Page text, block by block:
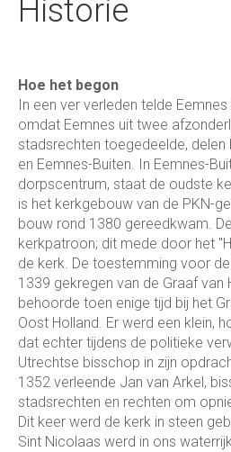
Historie
Hoe het begon
In een ver verleden telde
omdat Eemnes uit twee
stadsrechten toegedeelde, delen
en Eemnes-Buiten. In Eemnes-
dorpscentrum, staat de oudste
is het kerkgebouw van de PKN-
bouw rond 1380 gereedkwam.
kerkpatroon; dit mede door het
de kerk. De toestemming voor
1339 gekregen van de Graaf van
behoorde toen enige tijd bij het
Oost Holland. Er werd een klein,
dat echter tijdens de politieke
Utrechtse bisschop in zijn
1352 verleende Jan van Arkel,
stadsrechten en rechten om
Dit keer werd de kerk in steen
Sint Nicolaas werd in ons